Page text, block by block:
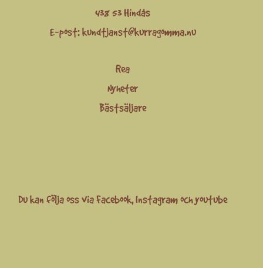
438 53 Hindås
E-post:kundtjanst@kurragomma.nu
Rea
Nyheter
Bästsäljare
Du kan följa oss viaFacebook,Instagramochyoutube